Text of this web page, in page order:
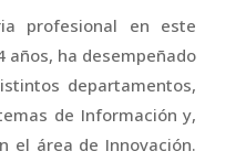
profesional en este
años, ha desempeñado
departamentos,
de Información y,
el área de Innovación.